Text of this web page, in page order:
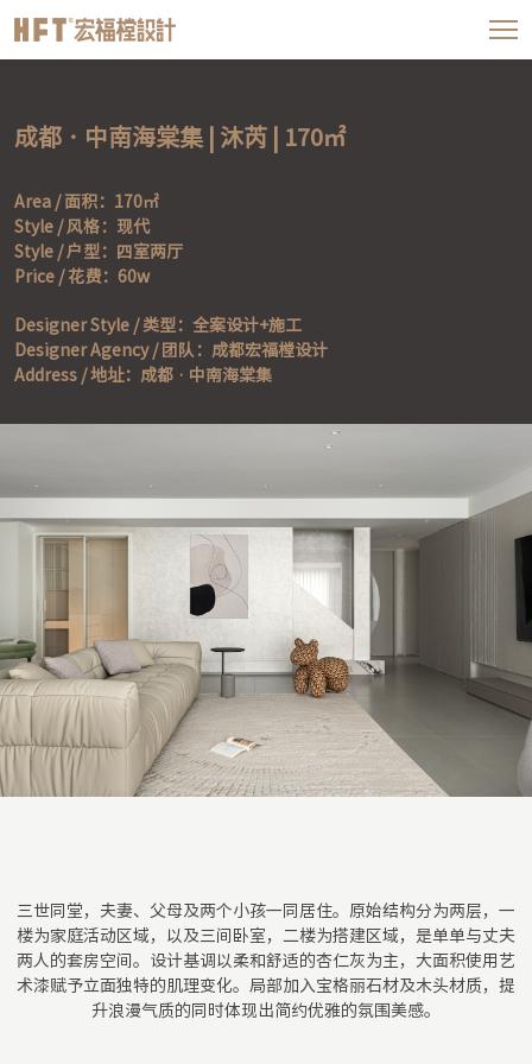
成都 · 中南海棠集 | 沐芮 | 170㎡
Area / 面积：170㎡
Style / 风格：现代
Style / 户型：四室两厅
Price / 花费：60w
Designer Style / 类型：全案设计+施工
Designer Agency / 团队：成都宏福樘设计
Address / 地址：成都 · 中南海棠集
三世同堂，夫妻、父母及两个小孩一同居住。原始结构分为两层，一
楼为家庭活动区域，以及三间卧室，二楼为搭建区域，是单单与丈夫
两人的套房空间。设计基调以柔和舒适的杏仁灰为主，大面积使用艺
术漆赋予立面独特的肌理变化。局部加入宝格丽石材及木头材质，提
升浪漫气质的同时体现出简约优雅的氛围美感。